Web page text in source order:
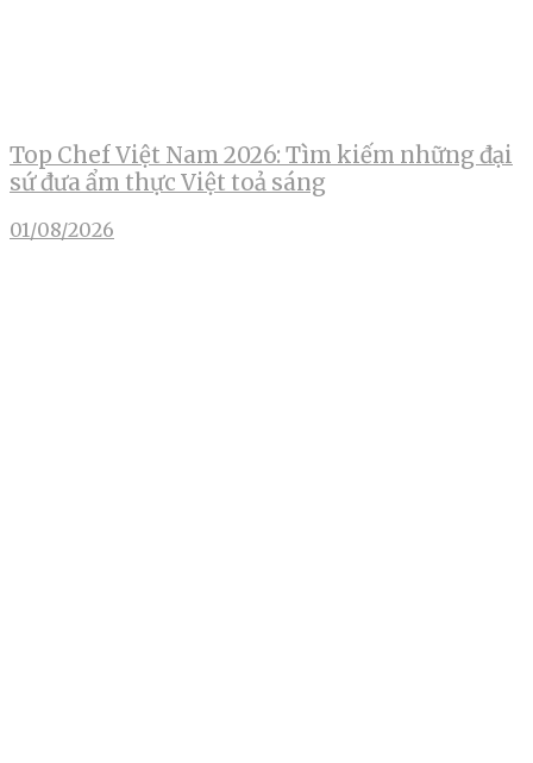
Top Chef Việt Nam 2026: Tìm kiếm những đại
sứ đưa ẩm thực Việt toả sáng
01/08/2026